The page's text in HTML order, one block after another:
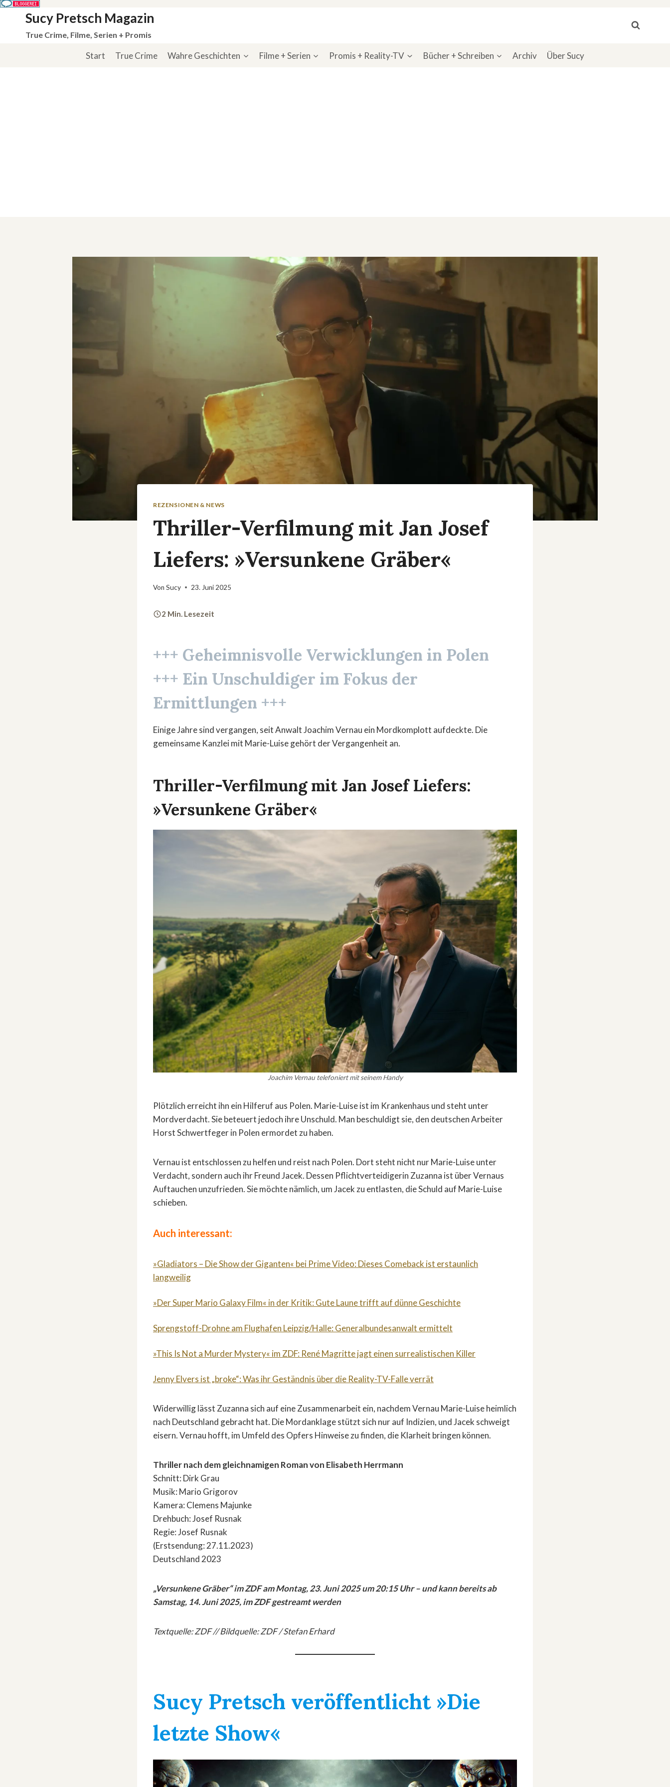
springen
Sucy Pretsch Magazin
True Crime, Filme, Serien + Promis
Start True Crime Wahre Geschichten Filme + Serien Promis + Reality-TV Bücher + Schreiben Archiv Über Sucy
REZENSIONEN & NEWS
Thriller-Verfilmung mit Jan Josef
Liefers: »Versunkene Gräber«
Von Sucy 23. Juni 2025
2 Min. Lesezeit
+++ Geheimnisvolle Verwicklungen in Polen
+++ Ein Unschuldiger im Fokus der
Ermittlungen +++
Einige Jahre sind vergangen, seit Anwalt Joachim Vernau ein Mordkomplott aufdeckte. Die
gemeinsame Kanzlei mit Marie-Luise gehört der Vergangenheit an.
Thriller-Verfilmung mit Jan Josef Liefers:
»Versunkene Gräber«
Joachim Vernau telefoniert mit seinem Handy
Plötzlich erreicht ihn ein Hilferuf aus Polen. Marie-Luise ist im Krankenhaus und steht unter
Mordverdacht. Sie beteuert jedoch ihre Unschuld. Man beschuldigt sie, den deutschen Arbeiter
Horst Schwertfeger in Polen ermordet zu haben.
Vernau ist entschlossen zu helfen und reist nach Polen. Dort steht nicht nur Marie-Luise unter
Verdacht, sondern auch ihr Freund Jacek. Dessen Pflichtverteidigerin Zuzanna ist über Vernaus
Auftauchen unzufrieden. Sie möchte nämlich, um Jacek zu entlasten, die Schuld auf Marie-Luise
schieben.
Auch interessant:
»Gladiators – Die Show der Giganten« bei Prime Video: Dieses Comeback ist erstaunlich
langweilig
»Der Super Mario Galaxy Film« in der Kritik: Gute Laune trifft auf dünne Geschichte
Sprengstoff-Drohne am Flughafen Leipzig/Halle: Generalbundesanwalt ermittelt
»This Is Not a Murder Mystery« im ZDF: René Magritte jagt einen surrealistischen Killer
Jenny Elvers ist „broke“: Was ihr Geständnis über die Reality-TV-Falle verrät
Widerwillig lässt Zuzanna sich auf eine Zusammenarbeit ein, nachdem Vernau Marie-Luise heimlich
nach Deutschland gebracht hat. Die Mordanklage stützt sich nur auf Indizien, und Jacek schweigt
eisern. Vernau hofft, im Umfeld des Opfers Hinweise zu finden, die Klarheit bringen können.
Thriller nach dem gleichnamigen Roman von Elisabeth Herrmann
Schnitt: Dirk Grau
Musik: Mario Grigorov
Kamera: Clemens Majunke
Drehbuch: Josef Rusnak
Regie: Josef Rusnak
(Erstsendung: 27.11.2023)
Deutschland 2023
„Versunkene Gräber“ im ZDF am Montag, 23. Juni 2025 um 20:15 Uhr – und kann bereits ab
Samstag, 14. Juni 2025, im ZDF gestreamt werden
Textquelle: ZDF // Bildquelle: ZDF / Stefan Erhard
Sucy Pretsch veröffentlicht »Die
letzte Show«